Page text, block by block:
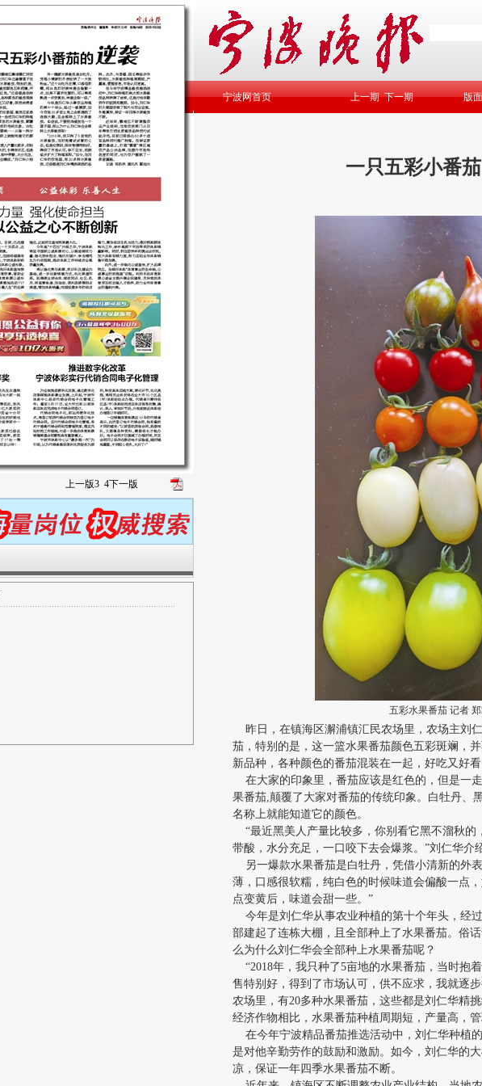
上一版3 4下一版
宁波网首页 上一期 下一期 版
一只五彩小番
五彩水果番茄 记者
昨日，在镇海区澥浦镇汇民农场里，农场主刘
茄，特别的是，这一篮水果番茄颜色五彩斑斓，
新品种，各种颜色的番茄混装在一起，好吃又好
在大家的印象里，番茄应该是红色的，但是一
果番茄,颠覆了大家对番茄的传统印象。白牡丹
名称上就能知道它的颜色。
“最近黑美人产量比较多，你别看它黑不溜秋的
带酸，水分充足，一口咬下去会爆浆。”刘仁华介
另一爆款水果番茄是白牡丹，凭借小清新的外
薄，口感很软糯，纯白色的时候味道会偏酸一点
点变黄后，味道会甜一些。”
今年是刘仁华从事农业种植的第十个年头，经
部建起了连栋大棚，且全部种上了水果番茄。俗
么为什么刘仁华会全部种上水果番茄呢？
“2018年，我只种了5亩地的水果番茄，当时抱
售特别好，得到了市场认可，供不应求，我就逐
农场里，有20多种水果番茄，这些都是刘仁华精
经济作物相比，水果番茄种植周期短，产量高，管
在今年宁波精品番茄推选活动中，刘仁华种植
是对他辛勤劳作的鼓励和激励。如今，刘仁华的
凉，保证一年四季水果番茄不断。